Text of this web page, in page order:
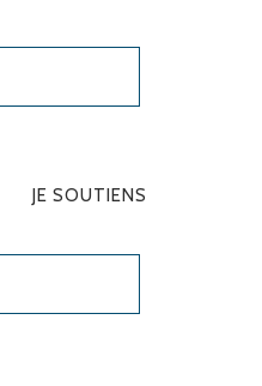
JE SOUTIENS
FAIRE UN DON